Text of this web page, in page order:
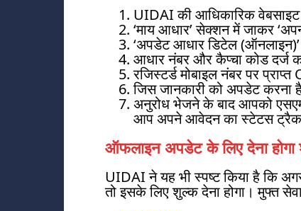
UIDAI की आधिकारिक वेबसाइट
‘माय आधार’ सेक्शन में जाकर
‘अपडेट आधार डिटेल
आधार नंबर और कैप्चा कोड दर्ज
रजिस्टर्ड मोबाइल नंबर पर
जिस जानकारी को अपडेट
अनुरोध भेजने के बाद आपको
आप अपने आवेदन का स्टेटस
ऑफलाइन अपडेट के लिए देना
UIDAI ने यह भी स्पष्ट किया है कि
तो इसके लिए शुल्क देना होगा। मुफ्त